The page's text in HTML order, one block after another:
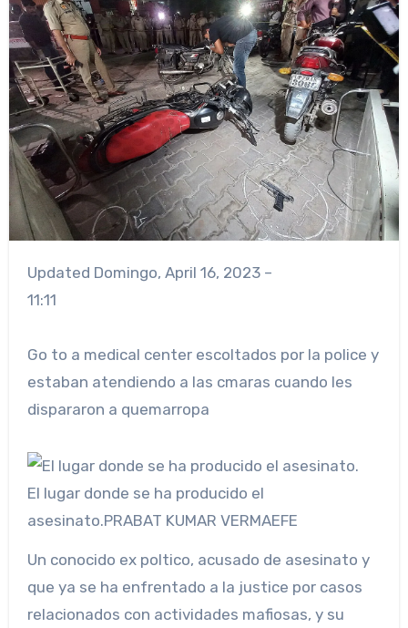
Updated Domingo, April 16, 2023 –
11:11
Go to a medical center escoltados por la police y
estaban atendiendo a las cmaras cuando les
dispararon a quemarropa
El lugar donde se ha producido el
asesinato.PRABAT KUMAR VERMAEFE
Un conocido ex poltico, acusado de asesinato y
que ya se ha enfrentado a la justice por casos
relacionados con actividades mafiosas, y su